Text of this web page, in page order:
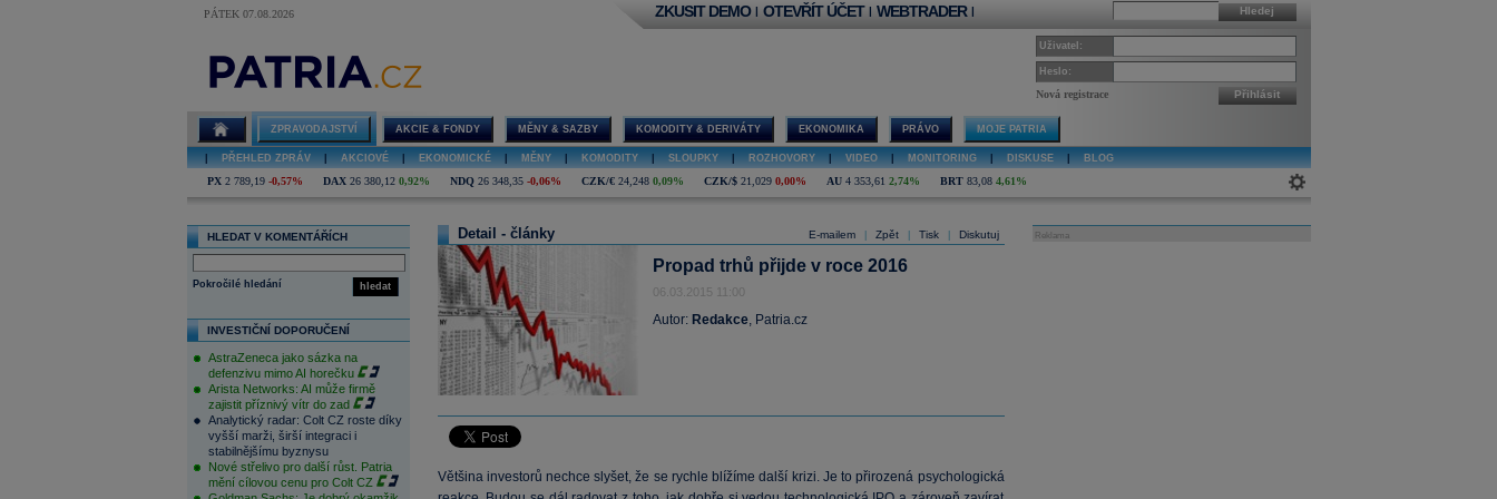
PÁTEK 07.08.2026 Hledej
ZKUSIT DEMO | OTEVŘÍT ÚČET | WEBTRADER |
Uživatel:
Heslo:
Nová registrace Přihlásit
ZPRAVODAJSTVÍ AKCIE & FONDY MĚNY & SAZBY KOMODITY & DERIVÁTY EKONOMIKA PRÁVO MOJE PATRIA
PŘEHLED ZPRÁV AKCIOVÉ EKONOMICKÉ MĚNY KOMODITY SLOUPKY ROZHOVORY VIDEO MONITORING DISKUSE BLOG
PX 2 789,19 -0,57% DAX 26 380,12 0,92% NDQ 26 348,35 -0,06% CZK/€ 24,248 0,09% CZK/$ 21,029 0,00% AU 4 353,61 2,74% BRT 83,08 4,61%
HLEDAT V KOMENTÁŘÍCH
hledat
Pokročilé hledání
INVESTIČNÍ DOPORUČENÍ
AstraZeneca jako sázka na
defenzivu mimo AI horečku
Arista Networks: AI může firmě
zajistit příznivý vítr do zad
Analytický radar: Colt CZ roste díky
vyšší marži, širší integraci i
stabilnějšímu byznysu
Nové střelivo pro další růst. Patria
mění cílovou cenu pro Colt CZ
E-mailem Zpět Tisk Diskutuj
Detail - články
Propad trhů přijde v roce 2016
06.03.2015 11:00
Autor: Redakce, Patria.cz
Většina investorů nechce slyšet, že se rychle blížíme další krizi. Je to přirozená psychologická
Reklama